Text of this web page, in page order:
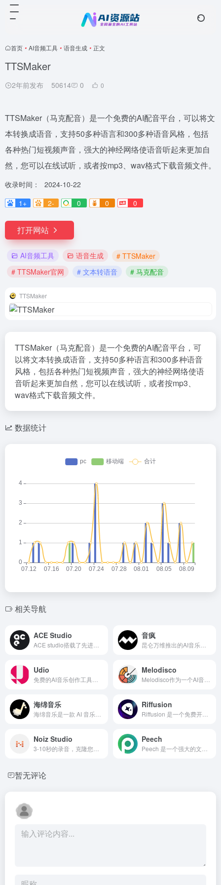
首页 • AI音频工具 • 语音生成 • 正文
TTSMaker
2年前发布 50614 0 0
TTSMaker（马克配音）是一个免费的AI配音平台，可以将文
本转换成语音，支持50多种语言和300多种语音风格，包括
各种热门短视频声音，强大的神经网络使语音听起来更加自
然，您可以在线试听，或者按mp3、wav格式下载音频文件。
收录时间：
2024-10-22
1+
2- 0 0 0
打开网站
AI音频工具 语音生成
# TTSMaker
# TTSMaker官网
# 文本转语音 # 马克配音
TTSMaker
TTSMaker（马克配音）是一个免费的AI配音平台，可
以将文本转换成语音，支持50多种语言和300多种语音
风格，包括各种热门短视频声音，强大的神经网络使语
音听起来更加自然，您可以在线试听，或者按mp3、
wav格式下载音频文件。
数据统计
相关导航
ACE Studio 音疯
Udio Melodisco
海绵音乐 Riffusion
Noiz Studio Peech
暂无评论